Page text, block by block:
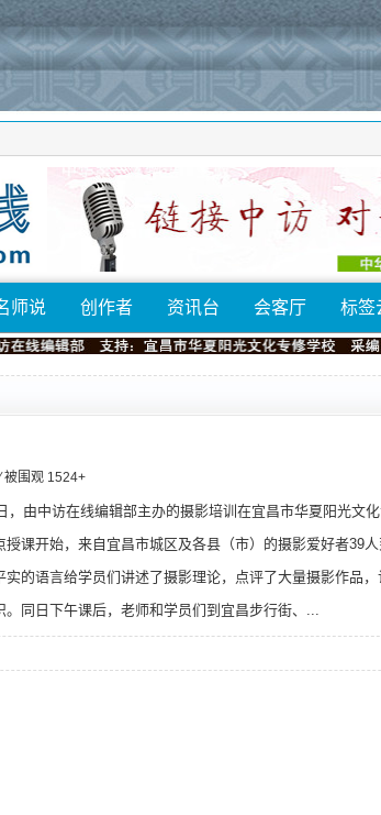
师说 创作者 资讯台 会客厅 标签
被围观 1524+
，由中访在线编辑部主办的摄影培训在宜昌市华夏阳光文化
授课开始，来自宜昌市城区及各县（市）的摄影爱好者39
实的语言给学员们讲述了摄影理论，点评了大量摄影作品
。同日下午课后，老师和学员们到宜昌步行街、...